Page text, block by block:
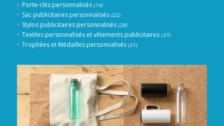
Porte-clés personnalisés (14)
Sac publicitaires personnalisés (22)
Stylos publicitaires personnalisés (28)
Textiles personnalisés et vêtements publicitaires (37)
Trophées et Médailles personnalisés (51)